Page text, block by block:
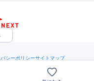
シーポリシーサイトマップ